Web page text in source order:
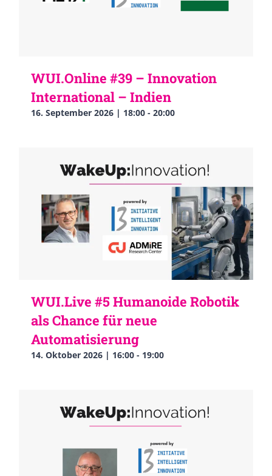
WUI.Online #39 – Innovation
International – Indien
16. September 2026 | 18:00 - 20:00
WUI.Live #5 Humanoide Robotik
als Chance für neue
Automatisierung
14. Oktober 2026 | 16:00 - 19:00